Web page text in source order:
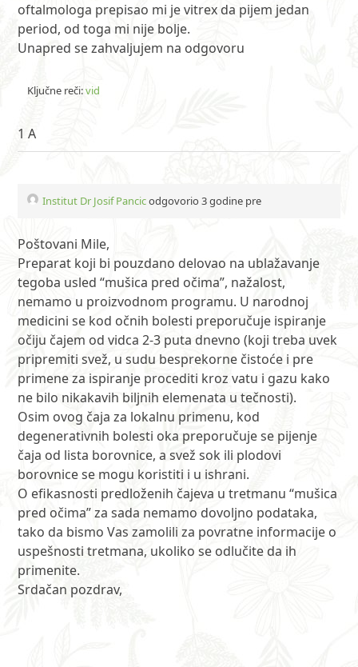
oftalmologa prepisao mi je vitrex da pijem jedan
period, od toga mi nije bolje.
Unapred se zahvaljujem na odgovoru
Ključne reči:vid
1 A
Institut Dr Josif Pancicodgovorio 3 godine pre
Poštovani Mile,
Preparat koji bi pouzdano delovao na ublažavanje
tegoba usled “mušica pred očima”, nažalost,
nemamo u proizvodnom programu. U narodnoj
medicini se kod očnih bolesti preporučuje ispiranje
očiju čajem od vidca 2-3 puta dnevno (koji treba uvek
pripremiti svež, u sudu besprekorne čistoće i pre
primene za ispiranje procediti kroz vatu i gazu kako
ne bilo nikakavih biljnih elemenata u tečnosti).
Osim ovog čaja za lokalnu primenu, kod
degenerativnih bolesti oka preporučuje se pijenje
čaja od lista borovnice, a svež sok ili plodovi
borovnice se mogu koristiti i u ishrani.
O efikasnosti predloženih čajeva u tretmanu “mušica
pred očima” za sada nemamo dovoljno podataka,
tako da bismo Vas zamolili za povratne informacije o
uspešnosti tretmana, ukoliko se odlučite da ih
primenite.
Srdačan pozdrav,